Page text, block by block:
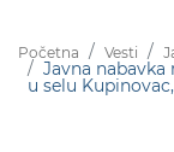
Početna Vesti
Javna
u selu